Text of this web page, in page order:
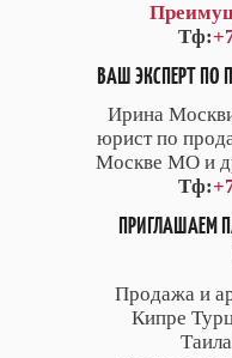
Тф:
ВАШ ЭКСПЕРТ ПО
Ирина
юрист по
Москве МО и
Тф:
ПРИГЛАШАЕМ
Продажа и
Кипре